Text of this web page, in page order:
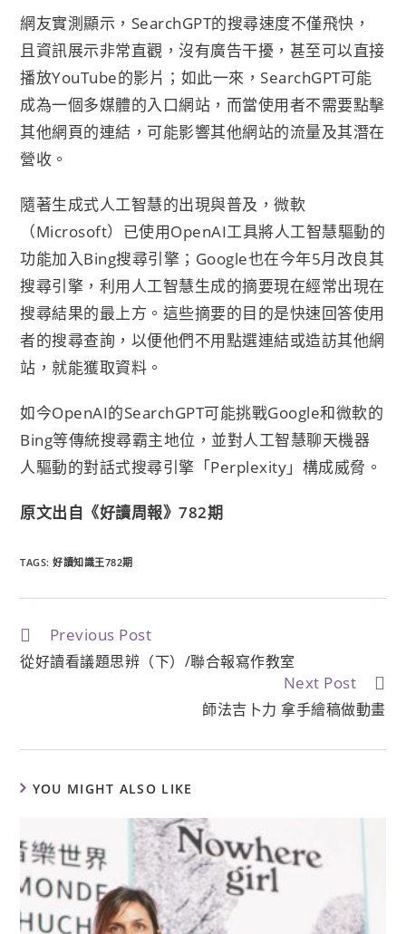
網友實測顯示，SearchGPT的搜尋速度不僅飛快，
且資訊展示非常直觀，沒有廣告干擾，甚至可以直接
播放YouTube的影片；如此一來，SearchGPT可能
成為一個多媒體的入口網站，而當使用者不需要點擊
其他網頁的連結，可能影響其他網站的流量及其潛在
營收。
隨著生成式人工智慧的出現與普及，微軟
（Microsoft）已使用OpenAI工具將人工智慧驅動的
功能加入Bing搜尋引擎；Google也在今年5月改良其
搜尋引擎，利用人工智慧生成的摘要現在經常出現在
搜尋結果的最上方。這些摘要的目的是快速回答使用
者的搜尋查詢，以便他們不用點選連結或造訪其他網
站，就能獲取資料。
如今OpenAI的SearchGPT可能挑戰Google和微軟的
Bing等傳統搜尋霸主地位，並對人工智慧聊天機器
人驅動的對話式搜尋引擎「Perplexity」構成威脅。
原文出自《好讀周報》782期
TAGS:好讀知識王782期
Previous Post
從好讀看議題思辨（下）/聯合報寫作教室
Next Post
師法吉卜力 拿手繪稿做動畫
YOU MIGHT ALSO LIKE